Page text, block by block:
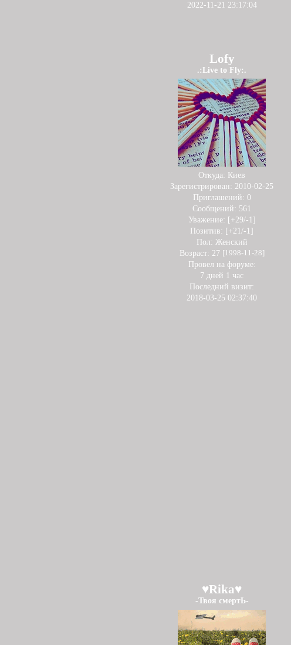
2022-11-21 23:17:04
Lofy
.:Live to Fly:.
Откуда: Киев
Зарегистрирован: 2010-02-25
Приглашений: 0
Сообщений: 561
Уважение: [+29/-1]
Позитив: [+21/-1]
Пол: Женский
Возраст: 27 [1998-11-28]
Провел на форуме:
7 дней 1 час
Последний визит:
2018-03-25 02:37:40
♥Rika♥
-Твоя смертЬ-